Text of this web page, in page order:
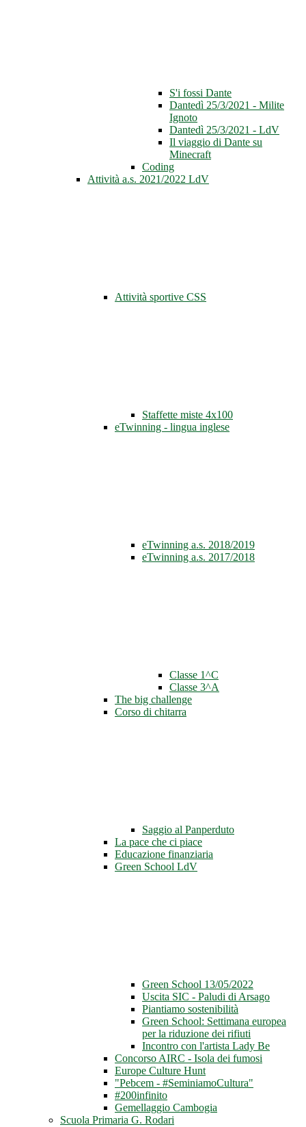
S'i fossi Dante
Dantedì 25/3/2021 - Milite
Ignoto
Dantedì 25/3/2021 - LdV
Il viaggio di Dante su
Minecraft
Coding
Attività a.s. 2021/2022 LdV
Attività sportive CSS
Staffette miste 4x100
eTwinning - lingua inglese
eTwinning a.s. 2018/2019
eTwinning a.s. 2017/2018
Classe 1^C
Classe 3^A
The big challenge
Corso di chitarra
Saggio al Panperduto
La pace che ci piace
Educazione finanziaria
Green School LdV
Green School 13/05/2022
Uscita SIC - Paludi di Arsago
Piantiamo sostenibilità
Green School: Settimana europea
per la riduzione dei rifiuti
Incontro con l'artista Lady Be
Concorso AIRC - Isola dei fumosi
Europe Culture Hunt
"Pebcem - #SeminiamoCultura"
#200infinito
Gemellaggio Cambogia
Scuola Primaria G. Rodari